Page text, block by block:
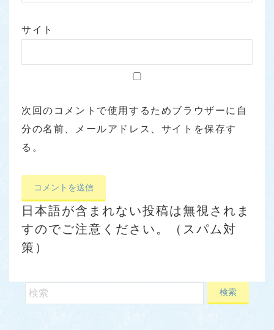
サイト
次回のコメントで使用するためブラウザーに自
分の名前、メールアドレス、サイトを保存す
る。
日本語が含まれない投稿は無視されま
すのでご注意ください。（スパム対
策）